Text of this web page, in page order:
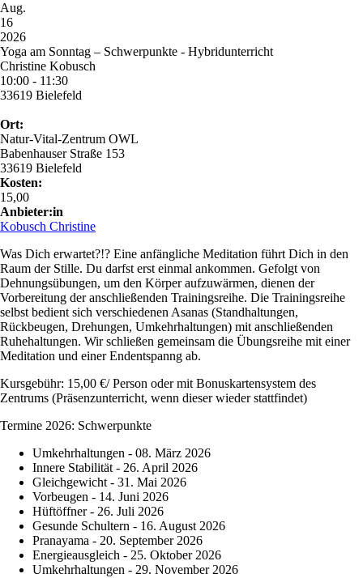
Aug.
16
2026
Yoga am Sonntag – Schwerpunkte - Hybridunterricht
Christine Kobusch
10:00 - 11:30
33619 Bielefeld
Ort:
Natur-Vital-Zentrum OWL
Babenhauser Straße 153
33619 Bielefeld
Kosten:
15,00
Anbieter:in
Kobusch Christine
Was Dich erwartet?!? Eine anfängliche Meditation führt Dich in den
Raum der Stille. Du darfst erst einmal ankommen. Gefolgt von
Dehnungsübungen, um den Körper aufzuwärmen, dienen der
Vorbereitung der anschließenden Trainingsreihe. Die Trainingsreihe
selbst bedient sich verschiedenen Asanas (Standhaltungen,
Rückbeugen, Drehungen, Umkehrhaltungen) mit anschließenden
Ruhehaltungen. Wir schließen gemeinsam die Übungsreihe mit einer
Meditation und einer Endentspanng ab.
Kursgebühr: 15,00 €/ Person oder mit Bonuskartensystem des
Zentrums (Präsenzunterricht, wenn dieser wieder stattfindet)
Termine 2026: Schwerpunkte
Umkehrhaltungen - 08. März 2026
Innere Stabilität - 26. April 2026
Gleichgewicht - 31. Mai 2026
Vorbeugen - 14. Juni 2026
Hüftöffner - 26. Juli 2026
Gesunde Schultern - 16. August 2026
Pranayama - 20. September 2026
Energieausgleich - 25. Oktober 2026
Umkehrhaltungen - 29. November 2026